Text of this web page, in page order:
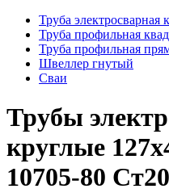
Труба электросварная
Труба профильная
Труба профильная
Швеллер гнутый
Сваи
Трубы
круглые
10705-80 Ст20